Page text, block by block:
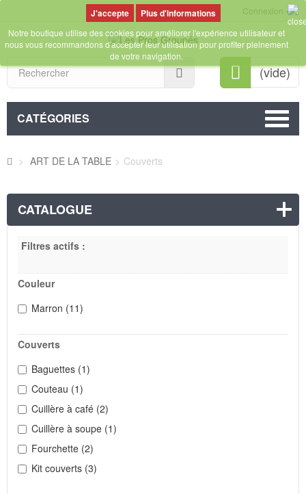
Connexion
Rechercher (vide)
CATÉGORIES
Plus d'informations
Notre boutique utilise des cookies pour améliorer l'expérience utilisateur et
nous vous recommandons d'accepter leur utilisation pour profiter pleinement
de votre navigation.
> ART DE LA TABLE > Couverts
CATALOGUE
Filtres actifs :
Couleur
Marron (11)
Couverts
Baguettes (1)
Couteau (1)
Cuillère à café (2)
Cuillère à soupe (1)
Fourchette (2)
Kit couverts (3)